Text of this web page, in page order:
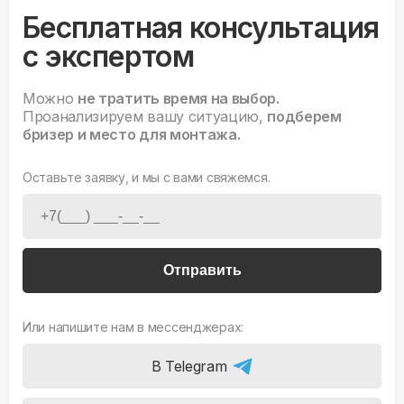
Бесплатная консультация
с экспертом
Можно не тратить время на выбор.
Проанализируем вашу ситуацию, подберем
бризер и место для монтажа.
Оставьте заявку, и мы с вами свяжемся.
Отправить
Или напишите нам в мессенджерах:
В Telegram